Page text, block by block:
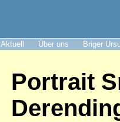
Aktuell Über uns Briger
Portrait